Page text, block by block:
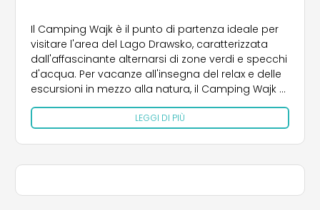
Il Camping Wajk è il punto di partenza ideale per
visitare l'area del Lago Drawsko, caratterizzata
dall'affascinante alternarsi di zone verdi e specchi
d'acqua. Per vacanze all'insegna del relax e delle
escursioni in mezzo alla natura, il Camping Wajk di
Piaseczno offre comode sistemazioni nei cottage
in legno, completi di bagno, e in camping. A
proposito dell'area camping, questa si distingue
per la presenza di piazzole situate su apposite
terrazze, tutte con erba accuratamente tagliata.
sul lago Drawsko
LEGGI DI PIÙ